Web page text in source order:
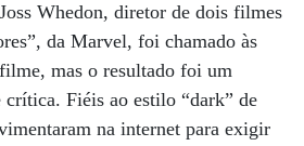
Whedon, diretor de dois filmes
da Marvel, foi chamado às
mas o resultado foi um
crítica. Fiéis ao estilo “dark” de
na internet para exigir